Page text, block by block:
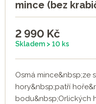
mince (bez
2 990 Kč
Skladem > 10 ks
Osmá mince&nbsp;ze
hory&nbsp;patří
bodu&nbsp;Orlických